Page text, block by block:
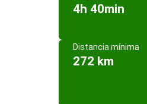
4h 40min
Distancia mínima
272 km